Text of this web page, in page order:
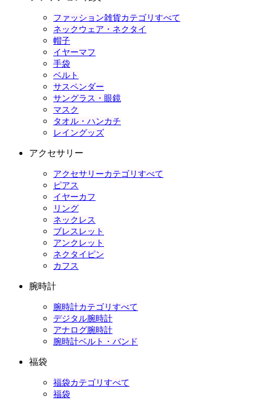
ファッション雑貨カテゴリすべて
ネックウェア・ネクタイ
帽子
イヤーマフ
手袋
ベルト
サスペンダー
サングラス・眼鏡
マスク
タオル・ハンカチ
レイングッズ
アクセサリー
アクセサリーカテゴリすべて
ピアス
イヤーカフ
リング
ネックレス
ブレスレット
アンクレット
ネクタイピン
カフス
腕時計
腕時計カテゴリすべて
デジタル腕時計
アナログ腕時計
腕時計ベルト・バンド
福袋
福袋カテゴリすべて
福袋